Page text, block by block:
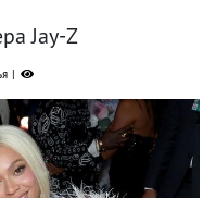
Jay-Z